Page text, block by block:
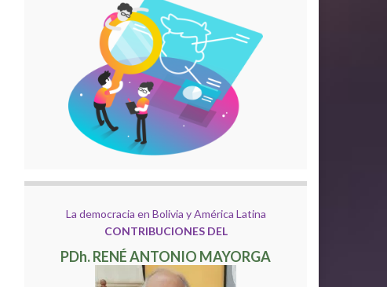
La democracia en Bolivia y América Latina
CONTRIBUCIONES DEL
PDh. RENÉ ANTONIO MAYORGA